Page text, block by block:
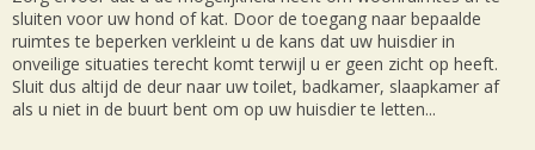
sluiten voor uw hond of kat. Door de toegang naar bepaalde
ruimtes te beperken verkleint u de kans dat uw huisdier in
onveilige situaties terecht komt terwijl u er geen zicht op heeft.
Sluit dus altijd de deur naar uw toilet, badkamer, slaapkamer af
als u niet in de buurt bent om op uw huisdier te letten...